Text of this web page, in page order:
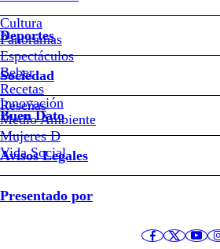
Cultura
Panoramas
Espectáculos
Beber
Recetas
Reseñas
Deportes
Sociedad
Innovación
Medio Ambiente
Mujeres D
Vida Social
Buen Dato
Avisos Legales
Presentado por
Últimos artículos de